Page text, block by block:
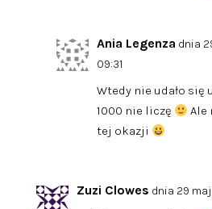
Ania Legenza dnia
09:31
Wtedy nie udało się
1000 nie liczę
Ale
tej okazji
Zuzi Clowes dnia 29